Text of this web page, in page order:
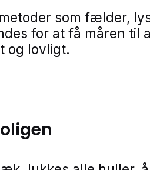
som fælder,
for at få måren til
og lovligt.